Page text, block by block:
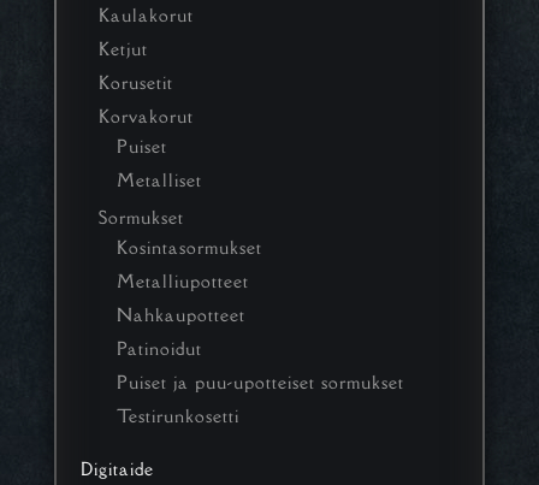
Kaulakorut
Ketjut
Korusetit
Korvakorut
Puiset
Metalliset
Sormukset
Kosintasormukset
Metalliupotteet
Nahkaupotteet
Patinoidut
Puiset ja puu-upotteiset sormukset
Testirunkosetti
Digitaide